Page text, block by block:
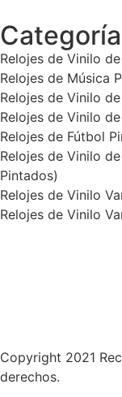
Relojes de Vinilo
Relojes de Música
Relojes de Vinilo
Relojes de Vinilo
Relojes de Fútbol
Relojes de Vinilo
Pintados)
Relojes de Vinilo
Relojes de Vinilo
Copyright 2021
derechos.